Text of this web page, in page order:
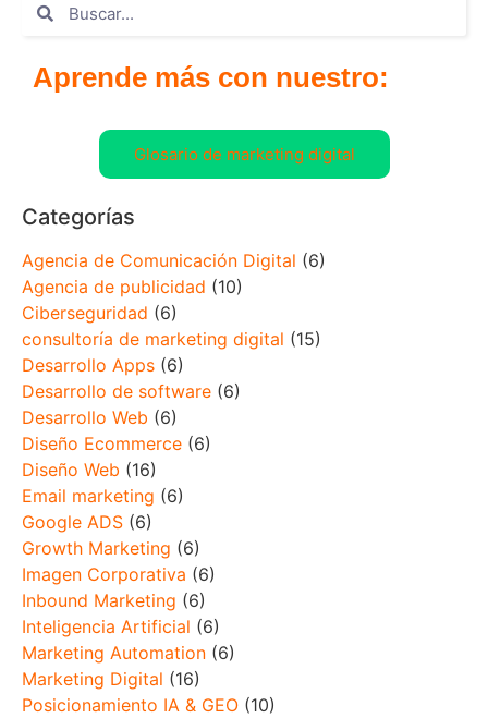
Aprende más con nuestro:
Glosario de marketing digital
Categorías
Agencia de Comunicación Digital (6)
Agencia de publicidad (10)
Ciberseguridad (6)
consultoría de marketing digital (15)
Desarrollo Apps (6)
Desarrollo de software (6)
Desarrollo Web (6)
Diseño Ecommerce (6)
Diseño Web (16)
Email marketing (6)
Google ADS (6)
Growth Marketing (6)
Imagen Corporativa (6)
Inbound Marketing (6)
Inteligencia Artificial (6)
Marketing Automation (6)
Marketing Digital (16)
Posicionamiento IA & GEO (10)